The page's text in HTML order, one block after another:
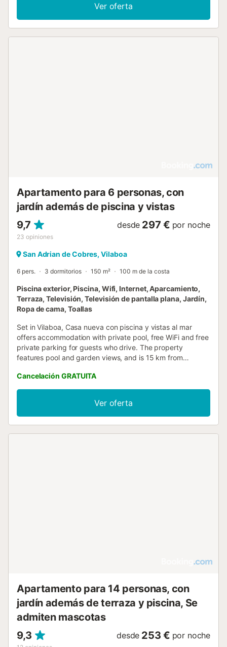
Ver oferta
Apartamento para 6 personas, con
jardín además de piscina y vistas
9,7
23 opiniones
desde 297 € por noche
San Adrian de Cobres, Vilaboa
6 pers. 3 dormitorios 150 m² 100 m de la costa
Piscina exterior, Piscina, Wifi, Internet, Aparcamiento,
Terraza, Televisión, Televisión de pantalla plana, Jardín,
Ropa de cama, Toallas
Set in Vilaboa, Casa nueva con piscina y vistas al mar
offers accommodation with private pool, free WiFi and free
private parking for guests who drive. The property
features pool and garden views, and is 15 km from
Cancelación GRATUITA
Ver oferta
Apartamento para 14 personas, con
jardín además de terraza y piscina, Se
admiten mascotas
9,3
desde 253 € por noche